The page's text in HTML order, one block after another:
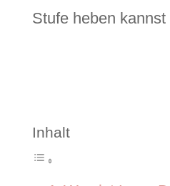
Stufe heben kannst
Inhalt